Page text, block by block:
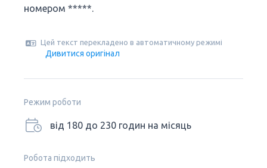
номером *****.
Цей текст перекладено в автоматичному режимі
Дивитися оригінал
Режим роботи
від 180 до 230 годин на місяць
Робота підходить